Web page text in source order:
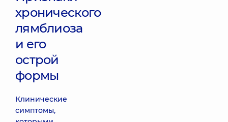
хронического
лямблиоза
и его
острой
формы
Клинические
симптомы,